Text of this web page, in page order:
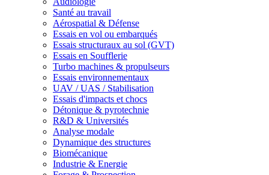
Santé au travail
Aérospatial & Défense
Essais en vol ou embarqués
Essais structuraux au sol (GVT)
Essais en Soufflerie
Turbo machines & propulseurs
Essais environnementaux
UAV / UAS / Stabilisation
Essais d'impacts et chocs
Détonique & pyrotechnie
R&D & Universités
Analyse modale
Dynamique des structures
Biomécanique
Industrie & Energie